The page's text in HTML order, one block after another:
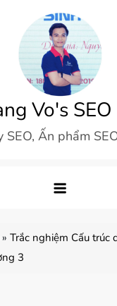
Vo's
SEO, Ấn phẩm
»Trắc nghiệm Cấu trúc
3